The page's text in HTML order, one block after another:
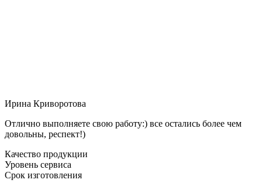
Ирина Криворотова
Отлично выполняете свою работу:) все остались более чем
довольны, респект!)
Качество продукции
Уровень сервиса
Срок изготовления